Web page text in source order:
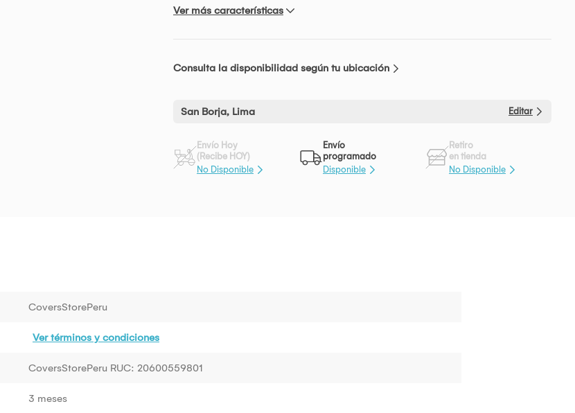
Ver más características
Consulta la disponibilidad según tu ubicación
San Borja, Lima Editar
Envío Hoy
(Recibe HOY)
No Disponible
Envío
programado
Disponible
Retiro
en tienda
No Disponible
CoversStorePeru
Ver términos y condiciones
CoversStorePeru RUC: 20600559801
3 meses